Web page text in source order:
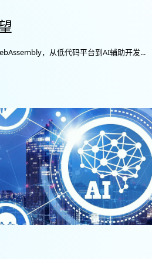
，从低代码平台到AI辅助开发...